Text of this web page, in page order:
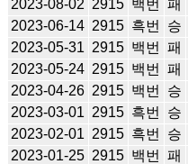
2023-08-02 2915 백번 패
2023-06-14 2915 흑번 승
2023-05-31 2915 백번 패
2023-05-24 2915 백번 패
2023-04-26 2915 백번 승
2023-03-01 2915 흑번 승
2023-02-01 2915 흑번 승
2023-01-25 2915 백번 패